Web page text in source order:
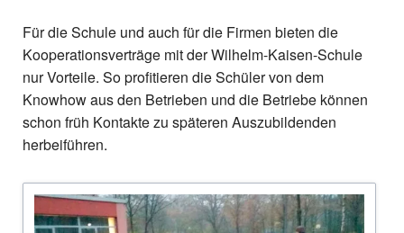
Für die Schule und auch für die Firmen bieten die
Kooperationsverträge mit der Wilhelm-Kaisen-Schule
nur Vorteile. So profitieren die Schüler von dem
Knowhow aus den Betrieben und die Betriebe können
schon früh Kontakte zu späteren Auszubildenden
herbeiführen.